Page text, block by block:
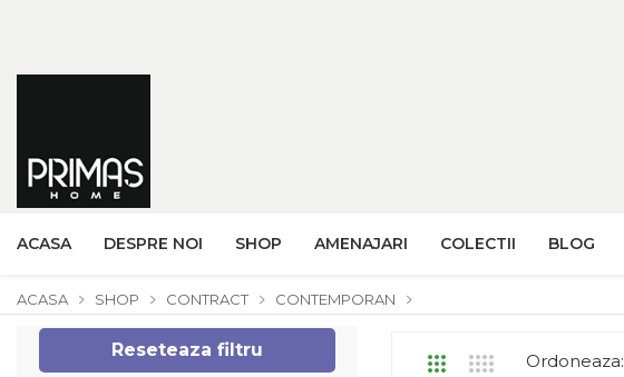
ACASA DESPRE NOI SHOP AMENAJARI COLECTII BLOG
ACASA SHOP CONTRACT CONTEMPORAN
Reseteaza filtru
Ordoneaza: